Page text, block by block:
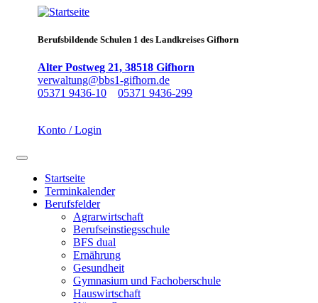
Berufsbildende Schulen 1 des Landkreises Gifhorn
Alter Postweg 21, 38518 Gifhorn
verwaltung@bbs1-gifhorn.de
05371 9436-10
05371 9436-299
Konto / Login
Navigation aktivieren/deaktivieren
Main
navigation
Startseite
Terminkalender
Berufsfelder
Agrarwirtschaft
Berufseinstiegsschule
BFS dual
Ernährung
Gesundheit
Gymnasium und Fachoberschule
Hauswirtschaft